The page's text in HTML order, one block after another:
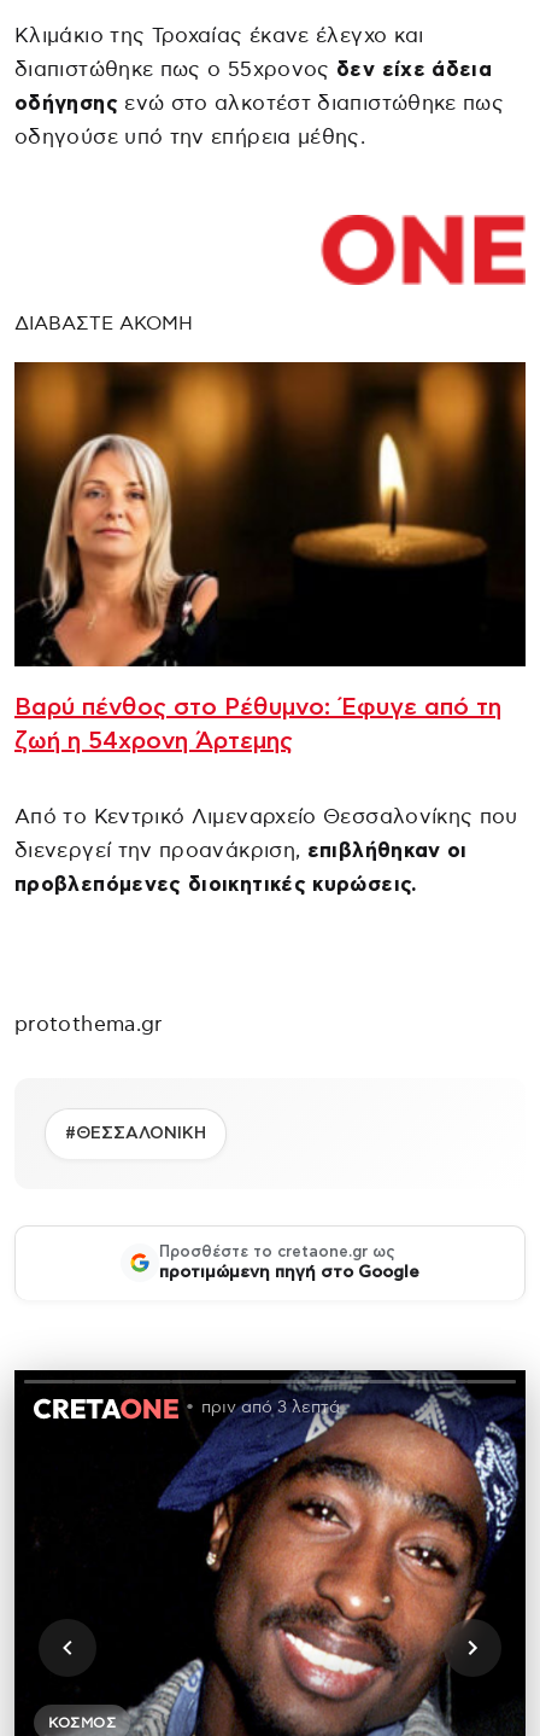
Κλιμάκιο της Τροχαίας έκανε έλεγχο και
διαπιστώθηκε πως ο 55χρονος δεν είχε άδεια
οδήγησηςενώ στο αλκοτέστ διαπιστώθηκε πως
οδηγούσε υπό την επήρεια μέθης.
ΔΙΑΒΑΣΤΕ ΑΚΟΜΗ
Βαρύ πένθος στο Ρέθυμνο: Έφυγε από τη
ζωή η 54χρονη Άρτεμης
Από το Κεντρικό Λιμεναρχείο Θεσσαλονίκης που
διενεργεί την προανάκριση, επιβλήθηκαν οι
προβλεπόμενες διοικητικές κυρώσεις.
protothema.gr
#ΘΕΣΣΑΛΟΝΙΚΗ
Προσθέστε το cretaone.gr ως
προτιμώμενη πηγή στο Google
πριν από 3 λεπτά
ΚΌΣΜΟΣ